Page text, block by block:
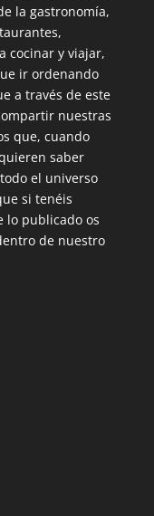
la gastronomía,
cocinar y viajar,
ir ordenando
a través de este
nuestras
que, cuando
saber
el universo
si tenéis
lo publicado os
de nuestro